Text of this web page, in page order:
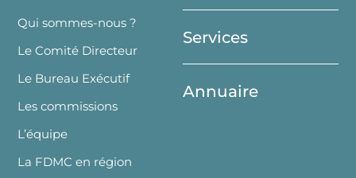
Top
Qui sommes-nous ?
Le Comité Directeur
Le Bureau Exécutif
Les commissions
L’équipe
La FDMC en région
Services
Annuaire